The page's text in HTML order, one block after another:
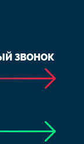
ЗВОНОК